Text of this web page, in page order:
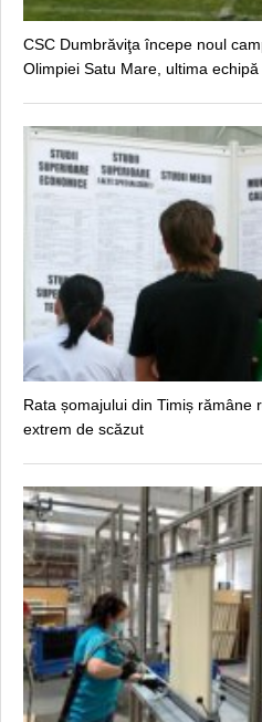
CSC Dumbrăviţa începe noul
Olimpiei Satu Mare, ultima
Rata șomajului din Timiș rămâne
extrem de scăzut